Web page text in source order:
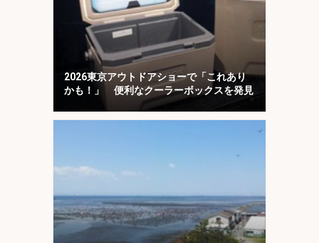
2026東京アウトドアショーで「これあり
かも！」 便利なクーラーボックスを発見